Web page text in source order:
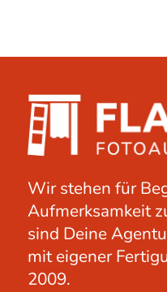
Wir stehen für
Aufmerksamkeit
sind Deine
mit eigener
2009.